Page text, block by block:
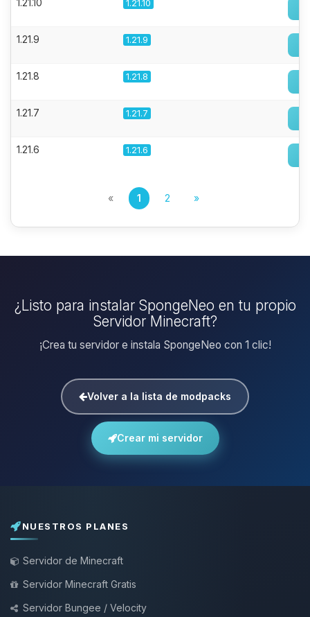
1.21.10 1.21.10
1.21.9 1.21.9
1.21.8 1.21.8
1.21.7 1.21.7
1.21.6 1.21.6
« 1 2 »
¿Listo para instalar SpongeNeo en tu propio
Servidor Minecraft?
¡Crea tu servidor e instala SpongeNeo con 1 clic!
Volver a la lista de modpacks
Crear mi servidor
NUESTROS PLANES
Servidor de Minecraft
Servidor Minecraft Gratis
Servidor Bungee / Velocity